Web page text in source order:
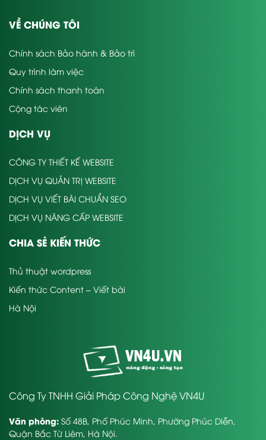
VỀ CHÚNG TÔI
Chính sách Bảo hành & Bảo trì
Quy trình làm việc
Chính sách thanh toán
Cộng tác viên
DỊCH VỤ
CÔNG TY THIẾT KẾ WEBSITE
DỊCH VỤ QUẢN TRỊ WEBSITE
DỊCH VỤ VIẾT BÀI CHUẨN SEO
DỊCH VỤ NÂNG CẤP WEBSITE
CHIA SẺ KIẾN THỨC
Thủ thuật wordpress
Kiến thức Content – Viết bài
Hà Nội
Công Ty TNHH Giải Pháp Công Nghệ VN4U
Văn phòng: Số 48B, Phố Phúc Minh, Phường Phúc Diễn,
Quận Bắc Từ Liêm, Hà Nội.